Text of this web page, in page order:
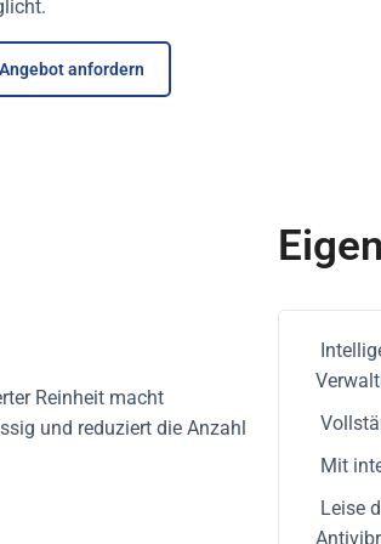
Angebot anfordern
Reinheit macht
und reduziert die Anzahl
Mit
Leise